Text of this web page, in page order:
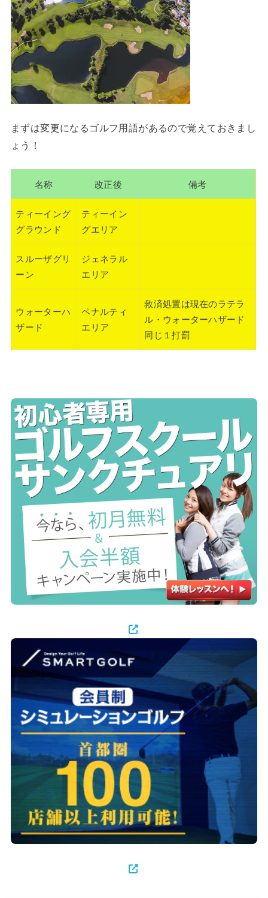
まずは変更になるゴルフ用語があるので覚えておきまし
ょう！
名称 改正後 備考
ティーイング
グラウンド
ティーイン
グエリア
スルーザグリ
ーン
ジェネラル
エリア
ウォーターハ
ザード
ペナルティ
エリア
救済処置は現在のラテラ
ル・ウォーターハザード
同じ１打罰